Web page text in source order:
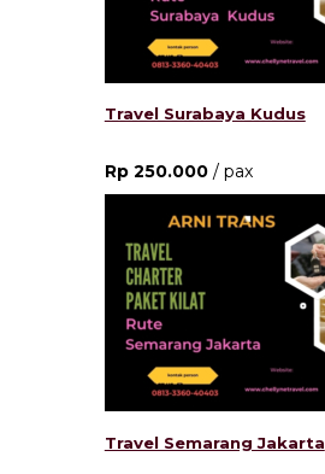
Travel Surabaya Kudus
Rp 250.000 / pax
Travel Semarang Jakarta